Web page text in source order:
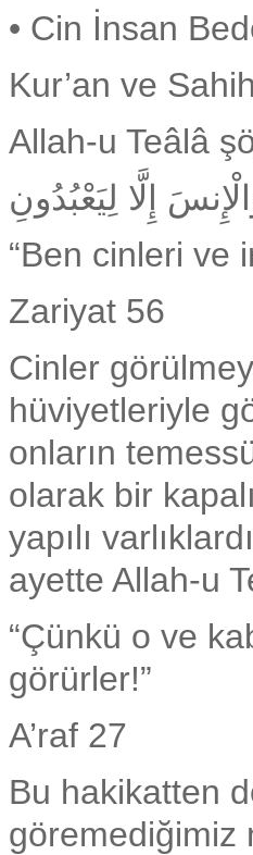
• Cin İnsan
Kur’an ve
Allah-u Teâlâ
إِلَّا لِيَعْبُدُونِ
“Ben cinleri ve
Zariyat 56
Cinler
hüviyetleriyle
onların
olarak bir
yapılı
ayette Allah-u
“Çünkü o ve
görürler!”
A’raf 27
Bu hakikatten
göremediğimiz